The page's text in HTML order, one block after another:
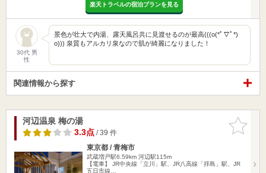
楽天トラベルの宿泊プランを見る
30代 男
性
景色が壮大で内湯、露天風呂共に見渡せるのが最高(((o(*ﾟ▽ﾟ*)
o))) 泉質もアルカリ泉なので肌が綺麗になりました！
関連情報から探す
お気に入
りに追加
河辺温泉 梅の湯
3.3点/ 39 件
東京都 / 青梅市
武蔵増戸駅6.59km 河辺駅115m
【電車】 JR中央線「立川」駅、JR八高線「拝島」駅、JR
五日市線…